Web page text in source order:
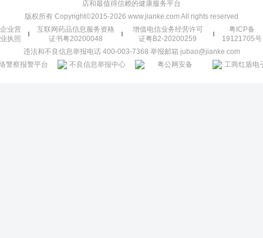
店和最值得信赖的健康服务平台
版权所有 Copyright©2015-2026 www.jianke.com All rights reserved
企业营
业执照
互联网药品信息服务资格
证书粤20200048
增值电信业务经营许可
证粤B2-20200259
粤ICP备
19121705号
违法和不良信息举报电话 400-003-7368 举报邮箱 jubao@jianke.com